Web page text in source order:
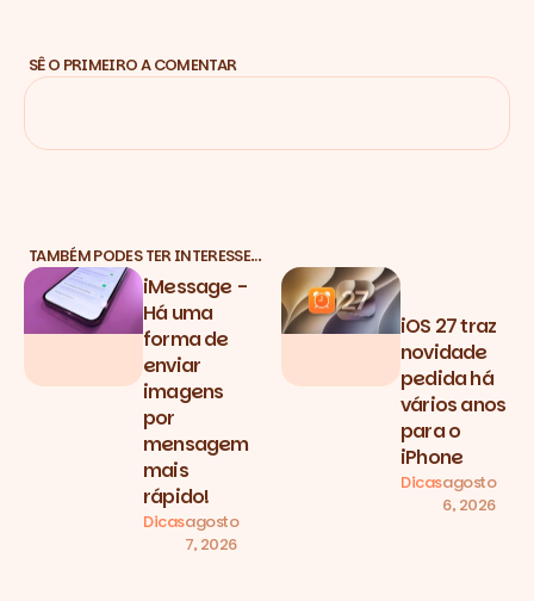
SÊ O PRIMEIRO A COMENTAR
TAMBÉM PODES TER INTERESSE…
iMessage -
Há uma
forma de
enviar
imagens
por
mensagem
mais
rápido!
Dicasagosto
7, 2026
iOS 27 traz
novidade
pedida há
vários anos
para o
iPhone
Dicasagosto
6, 2026